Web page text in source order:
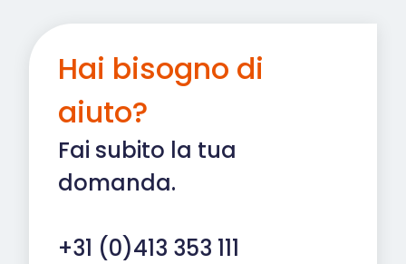
Hai bisogno di
aiuto?
Fai subito la tua
domanda.
+31 (0)413 353 111